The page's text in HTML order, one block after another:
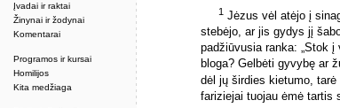
Įvadai ir raktai
Žinynai ir žodynai
Komentarai
Programos ir kursai
Homilijos
Kita medžiaga
1 Jėzus vėl atėjo į
stebėjo, ar jis gydys jį
padžiūvusia ranka: „Stok į
bloga? Gelbėti gyvybę ar
dėl jų širdies kietumo, tarė
fariziejai tuojau ėmė tartis